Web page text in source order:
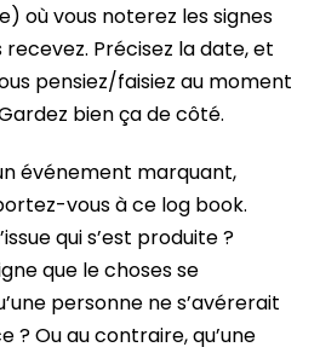
où vous noterez les signes
Précisez la date, et
pensiez/faisiez au moment
bien ça de côté.
événement marquant,
vous à ce log book.
qui s’est produite ?
que le choses se
personne ne s’avérerait
? Ou au contraire, qu’une